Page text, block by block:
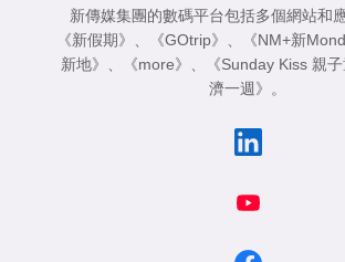
新傳媒集團的數碼平台包括多個網站和
《新假期》 、 《GOtrip》 、 《NM+新
新地》 、 《more》 、 《Sunday Kiss 親子
濟一週》 。